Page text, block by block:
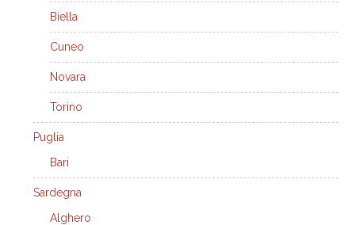
Biella
Cuneo
Novara
Torino
Puglia
Bari
Sardegna
Alghero